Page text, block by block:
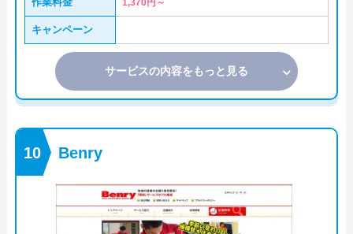
1,370円～
キャンペーン
サービスの内容をもっと見る
Benry